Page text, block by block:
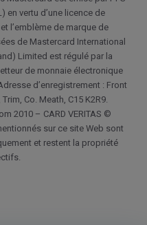
en vertu d’une licence de
l’emblème de marque de
de Mastercard International
Limited est régulé par la
de monnaie électronique
d’enregistrement : Front
Co. Meath, C15 K2R9.
2010 – CARD VERITAS ©
sur ce site Web sont
et restent la propriété